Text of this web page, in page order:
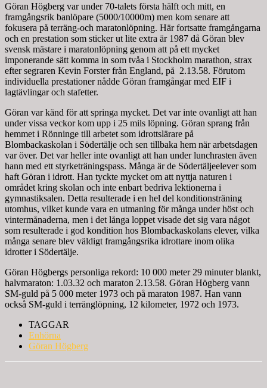
Göran Högberg var under 70-talets första hälft och mitt, en
framgångsrik banlöpare (5000/10000m) men kom senare att
fokusera på terräng-och maratonlöpning. Här fortsatte framgångarna
och en prestation som sticker ut lite extra är 1987 då Göran blev
svensk mästare i maratonlöpning genom att på ett mycket
imponerande sätt komma in som tvåa i Stockholm marathon, strax
efter segraren Kevin Forster från England, på 2.13.58. Förutom
individuella prestationer nådde Göran framgångar med EIF i
lagtävlingar och stafetter.
Göran var känd för att springa mycket. Det var inte ovanligt att han
under vissa veckor kom upp i 25 mils löpning. Göran sprang från
hemmet i Rönninge till arbetet som idrottslärare på
Blombackaskolan i Södertälje och sen tillbaka hem när arbetsdagen
var över. Det var heller inte ovanligt att han under lunchrasten även
hann med ett styrketräningspass. Många är de Södertäljeelever som
haft Göran i idrott. Han tyckte mycket om att nyttja naturen i
området kring skolan och inte enbart bedriva lektionerna i
gymnastiksalen. Detta resulterade i en hel del konditionsträning
utomhus, vilket kunde vara en utmaning för många under höst och
vintermånaderna, men i det långa loppet visade det sig vara något
som resulterade i god kondition hos Blombackaskolans elever, vilka
många senare blev väldigt framgångsrika idrottare inom olika
idrotter i Södertälje.
Göran Högbergs personliga rekord: 10 000 meter 29 minuter blankt,
halvmaraton: 1.03.32 och maraton 2.13.58. Göran Högberg vann
SM-guld på 5 000 meter 1973 och på maraton 1987. Han vann
också SM-guld i terränglöpning, 12 kilometer, 1972 och 1973.
TAGGAR
Enhörna
Göran Högberg